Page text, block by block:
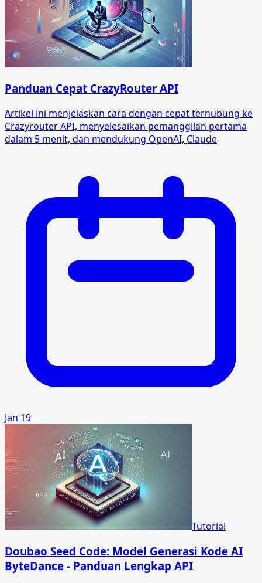
Panduan Cepat CrazyRouter API
Artikel ini menjelaskan cara dengan cepat terhubung ke
Crazyrouter API, menyelesaikan pemanggilan pertama
dalam 5 menit, dan mendukung OpenAI, Claude
Jan 19
Tutorial
Doubao Seed Code: Model Generasi Kode AI
ByteDance - Panduan Lengkap API